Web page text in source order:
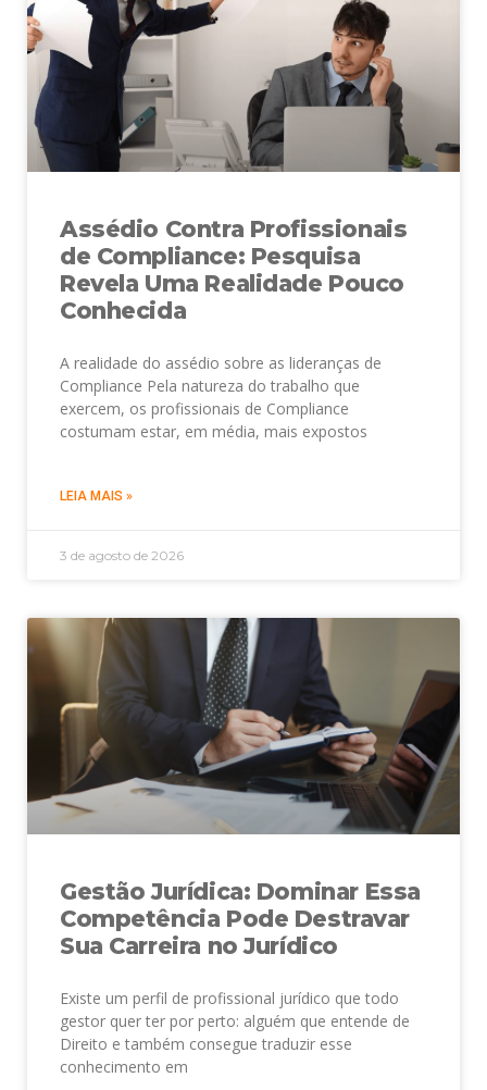
Assédio Contra Profissionais
de Compliance: Pesquisa
Revela Uma Realidade Pouco
Conhecida
A realidade do assédio sobre as lideranças de
Compliance Pela natureza do trabalho que
exercem, os profissionais de Compliance
costumam estar, em média, mais expostos
LEIA MAIS »
3 de agosto de 2026
Gestão Jurídica: Dominar Essa
Competência Pode Destravar
Sua Carreira no Jurídico
Existe um perfil de profissional jurídico que todo
gestor quer ter por perto: alguém que entende de
Direito e também consegue traduzir esse
conhecimento em